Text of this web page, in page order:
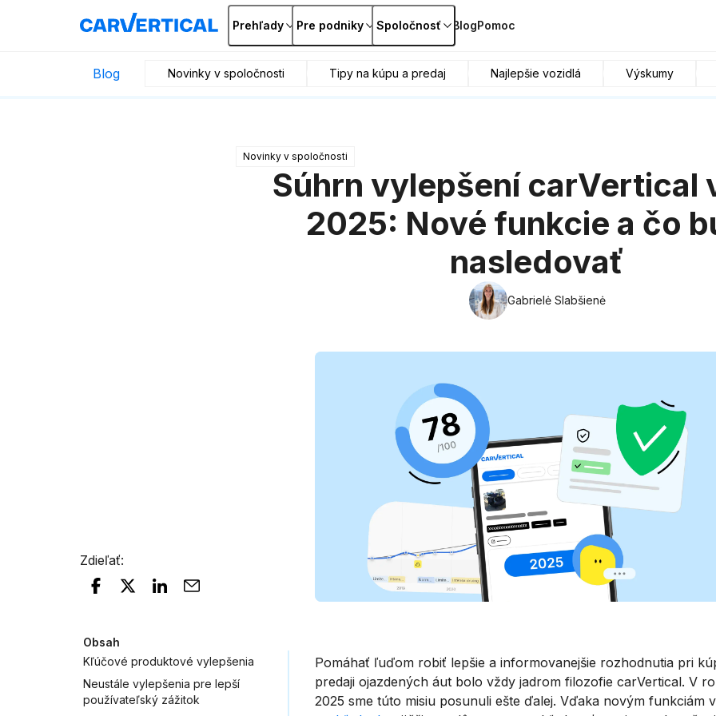
Prehľady Pre podniky Spoločnosť BlogPomoc
Blog Novinky v spoločnosti Tipy na kúpu a predaj Najlepšie vozidlá Výskumy
Novinky v spoločnosti
Súhrn vylepšení carVertical
2025: Nové funkcie a čo
nasledovať
Gabrielė Slabšienė
Zdieľať:
Obsah
Kľúčové produktové vylepšenia
Neustále vylepšenia pre lepší
používateľský zážitok
Pomáhať ľuďom robiť lepšie a informovanejšie rozhodnutia pri
predaji ojazdených áut bolo vždy jadrom filozofie carVertical. V
2025 sme túto misiu posunuli ešte ďalej. Vďaka novým funkciám v